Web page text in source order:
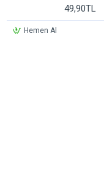
49,90TL
Hemen Al